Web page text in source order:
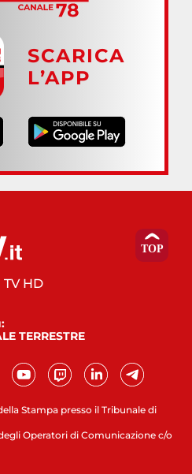
SCARICA
L’APP
Stampa presso il Tribunale di
Operatori di Comunicazione c/o
HD
TERRESTRE